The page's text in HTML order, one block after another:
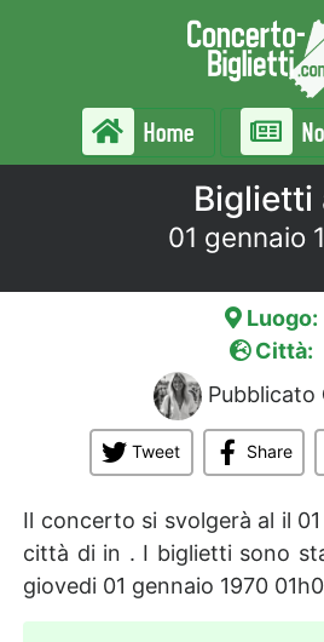
Home
Biglietti
01 gennaio
Luogo:
Città:
Pubblicato
Tweet Share
Il concerto si svolgerà al il
città di in . I biglietti sono
giovedi 01 gennaio 1970